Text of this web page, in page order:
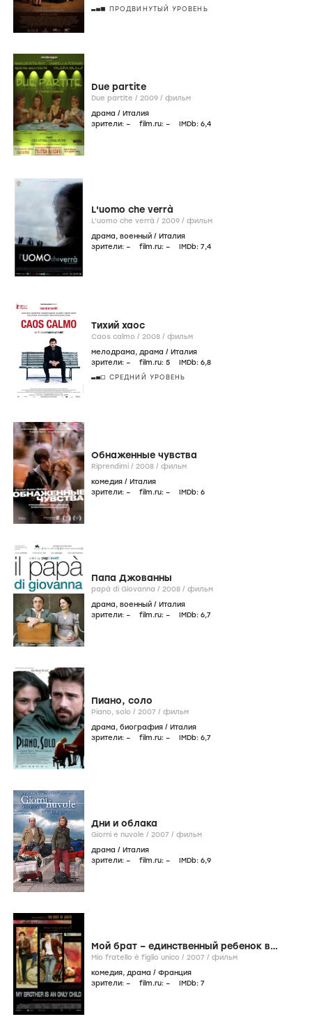
ПРОДВИНУТЫЙ УРОВЕНЬ
Due partite
Due partite / 2009 / фильм
драма / Италия
зрители: – film.ru: – IMDb: 6,4
L'uomo che verrà
L'uomo che verrà / 2009 / фильм
драма, военный / Италия
зрители: – film.ru: – IMDb: 7,4
Тихий хаос
Caos calmo / 2008 / фильм
мелодрама, драма / Италия
зрители: – film.ru: 5 IMDb: 6,8
СРЕДНИЙ УРОВЕНЬ
Обнаженные чувства
Riprendimi / 2008 / фильм
комедия / Италия
зрители: – film.ru: – IMDb: 6
Папа Джованны
papà di Giovanna / 2008 / фильм
драма, военный / Италия
зрители: – film.ru: – IMDb: 6,7
Пиано, соло
Piano, solo / 2007 / фильм
драма, биография / Италия
зрители: – film.ru: – IMDb: 6,7
Дни и облака
Giorni e nuvole / 2007 / фильм
драма / Италия
зрители: – film.ru: – IMDb: 6,9
Мой брат – единственный ребенок в
семье
Mio fratello è figlio unico / 2007 / фильм
комедия, драма / Франция
зрители: – film.ru: – IMDb: 7